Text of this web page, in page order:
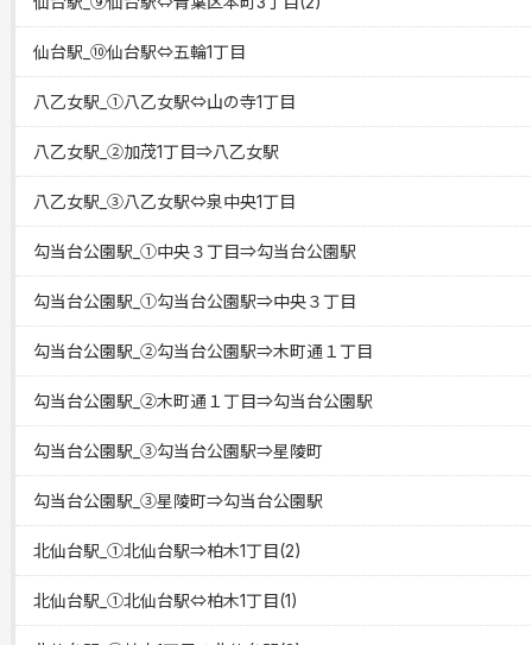
仙台駅_⑩仙台駅⇔五輪1丁目
八乙女駅_①八乙女駅⇔山の寺1丁目
八乙女駅_②加茂1丁目⇒八乙女駅
八乙女駅_③八乙女駅⇔泉中央1丁目
勾当台公園駅_①中央３丁目⇒勾当台公園駅
勾当台公園駅_①勾当台公園駅⇒中央３丁目
勾当台公園駅_②勾当台公園駅⇒木町通１丁目
勾当台公園駅_②木町通１丁目⇒勾当台公園駅
勾当台公園駅_③勾当台公園駅⇒星陵町
勾当台公園駅_③星陵町⇒勾当台公園駅
北仙台駅_①北仙台駅⇒柏木1丁目(2)
北仙台駅_①北仙台駅⇔柏木1丁目(1)